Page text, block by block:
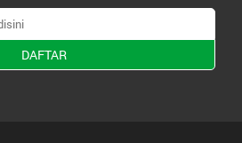
DAFTAR